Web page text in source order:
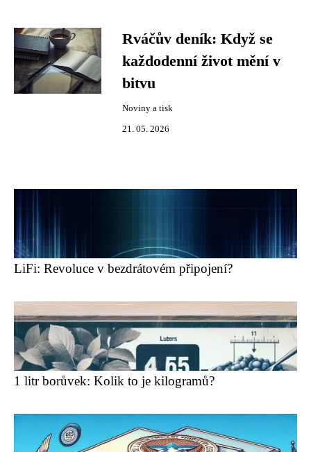
Rváčův deník: Když se
každodenní život mění v
bitvu
Noviny a tisk
21. 05. 2026
LiFi: Revoluce v bezdrátovém připojení?
1 litr borůvek: Kolik to je kilogramů?